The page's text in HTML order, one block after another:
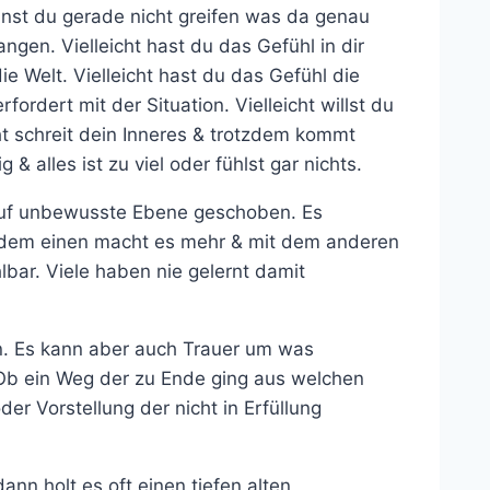
du gerade nicht greifen was da genau
Vielleicht hast du das Gefühl in dir
Welt. Vielleicht hast du das Gefühl die
mit der Situation. Vielleicht willst du
schreit dein Inneres & trotzdem kommt
& alles ist zu viel oder fühlst gar nichts.
unbewusste Ebene geschoben. Es
einen macht es mehr & mit dem anderen
Viele haben nie gelernt damit
Es kann aber auch Trauer um was
ein Weg der zu Ende ging aus welchen
Vorstellung der nicht in Erfüllung